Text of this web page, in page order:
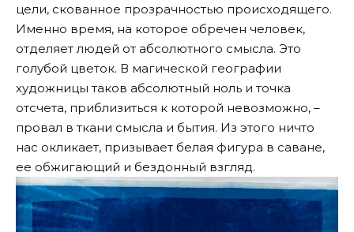
цели, скованное прозрачностью происходящего.
Именно время, на которое обречен человек,
отделяет людей от абсолютного смысла. Это
голубой цветок. В магической географии
художницы таков абсолютный ноль и точка
отсчета, приблизиться к которой невозможно, –
провал в ткани смысла и бытия. Из этого ничто
нас окликает, призывает белая фигура в саване,
ее обжигающий и бездонный взгляд.